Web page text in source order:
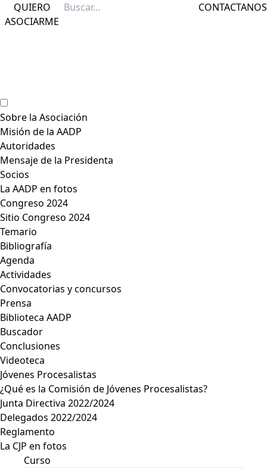
QUIERO
ASOCIARME
CONTACTANOS
Sobre la Asociación
Misión de la AADP
Autoridades
Mensaje de la Presidenta
Socios
La AADP en fotos
Congreso 2024
Sitio Congreso 2024
Temario
Bibliografía
Agenda
Actividades
Convocatorias y concursos
Prensa
Biblioteca AADP
Buscador
Conclusiones
Videoteca
Jóvenes Procesalistas
¿Qué es la Comisión de Jóvenes Procesalistas?
Junta Directiva 2022/2024
Delegados 2022/2024
Reglamento
La CJP en fotos
Curso